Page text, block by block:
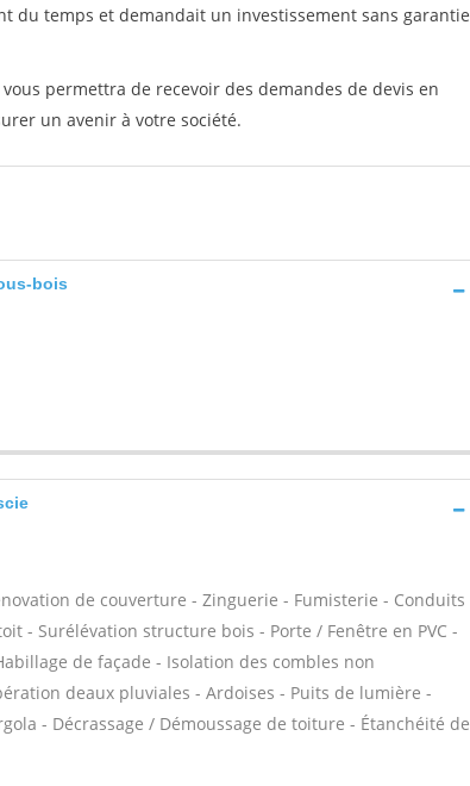
du temps et demandait un investissement sans garantie
permettra de recevoir des demandes de devis en
un avenir à votre société.
bois
de couverture - Zinguerie - Fumisterie - Conduits
- Surélévation structure bois - Porte / Fenêtre en PVC -
de façade - Isolation des combles non
deaux pluviales - Ardoises - Puits de lumière -
- Décrassage / Démoussage de toiture - Étanchéité de